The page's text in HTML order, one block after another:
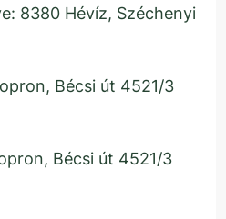
8380 Hévíz, Széchenyi
Bécsi út 4521/3
Bécsi út 4521/3